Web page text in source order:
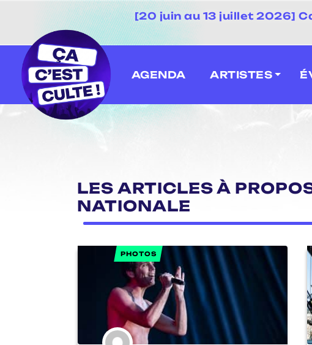
[20 juin au 13 juillet 2026]
AGENDA ARTISTES
LES ARTICLES À
NATIONALE
PHOTOS